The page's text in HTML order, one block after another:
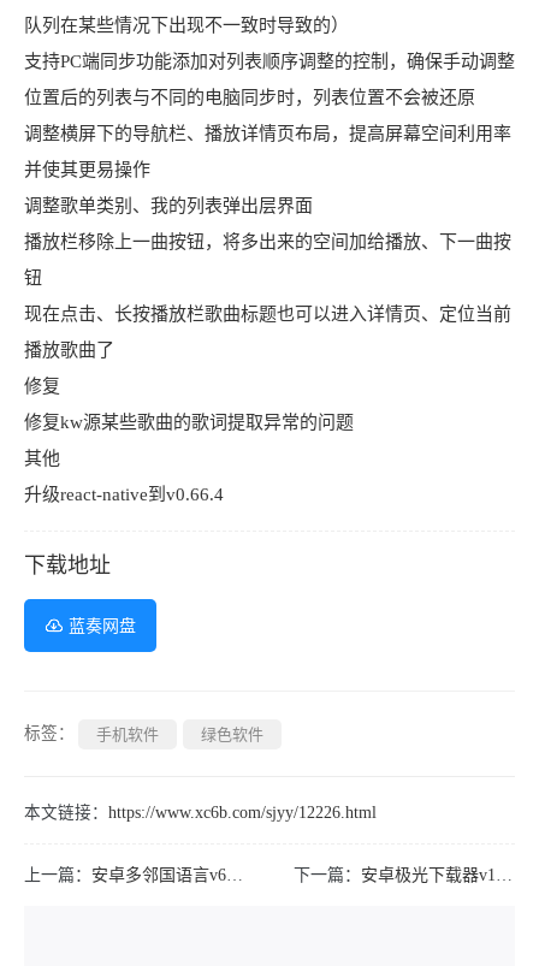
队列在某些情况下出现不一致时导致的）
支持PC端同步功能添加对列表顺序调整的控制，确保手动调整
位置后的列表与不同的电脑同步时，列表位置不会被还原
调整横屏下的导航栏、播放详情页布局，提高屏幕空间利用率
并使其更易操作
调整歌单类别、我的列表弹出层界面
播放栏移除上一曲按钮，将多出来的空间加给播放、下一曲按
钮
现在点击、长按播放栏歌曲标题也可以进入详情页、定位当前
播放歌曲了
修复
修复kw源某些歌曲的歌词提取异常的问题
其他
升级react-native到v0.66.4
下载地址
蓝奏网盘
标签： 手机软件 绿色软件
本文链接： https://www.xc6b.com/sjyy/12226.html
上一篇： 安卓多邻国语言v6.80.6解锁vip付费版 下一篇： 安卓极光下载器v1.1.0全能下载管理磁力工具